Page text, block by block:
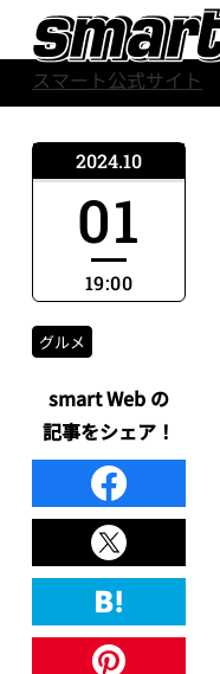
スマート公式サイト
2024.10
01
19:00
グルメ
smart Web の
記事をシェア！